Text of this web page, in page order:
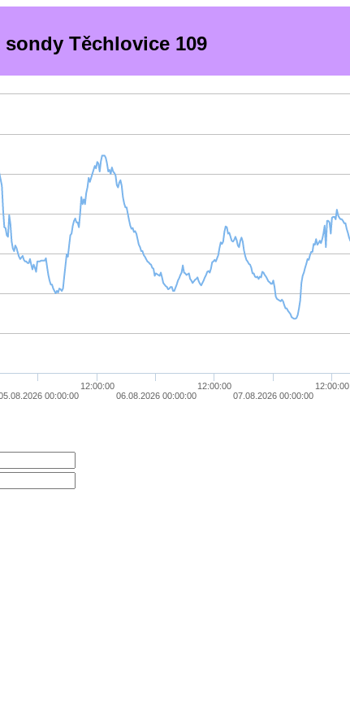
sondy Těchlovice 109
00:00:00
12:00:00
06.08.2026 00:00:00
12:00:00
07.08.2026 00:00:00
12:00:00